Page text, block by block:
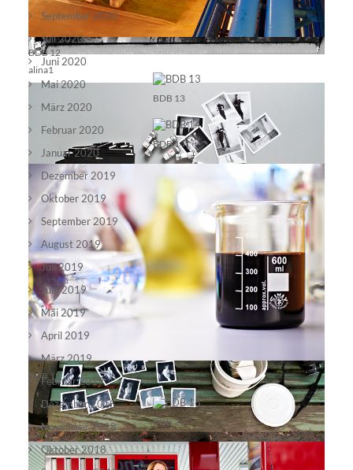
alina1
making off 2
BDB 12
BDB 13
BDB 14
BDB 15
BDB 16
September 2020
Juli 2020
Juni 2020
Mai 2020
März 2020
Februar 2020
Januar 2020
Dezember 2019
Oktober 2019
September 2019
August 2019
Juli 2019
Juni 2019
Mai 2019
April 2019
März 2019
Februar 2019
Dezember 2018
November 2018
Oktober 2018